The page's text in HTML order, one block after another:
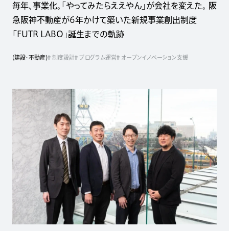
毎年、事業化。「やってみたらええやん」が会社を変えた。 阪
急阪神不動産が6年かけて築いた新規事業創出制度
「FUTR LABO」誕生までの軌跡
(建設・不動産)# 制度設計# プログラム運営# オープンイノベーション支援